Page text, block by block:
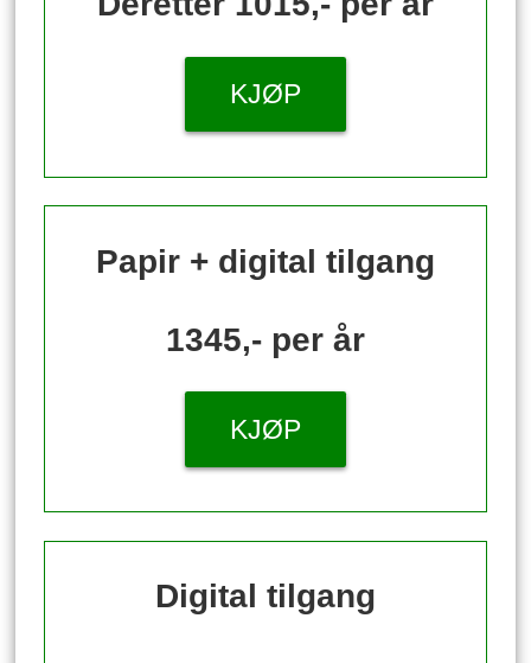
KJØP
Papir + digital tilgang
1345,- per år
KJØP
Digital tilgang